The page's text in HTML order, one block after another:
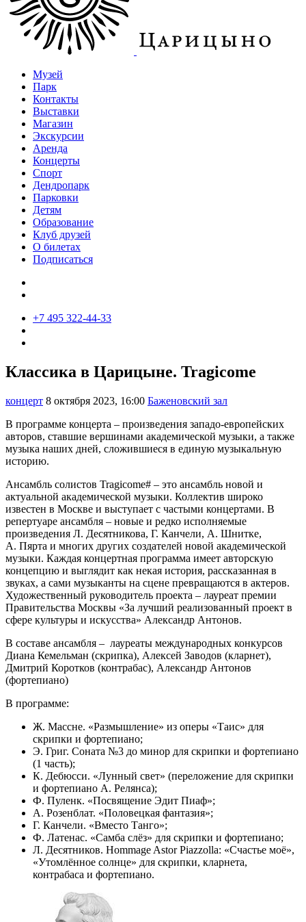
Музей
Парк
Контакты
Выставки
Магазин
Экскурсии
Аренда
Концерты
Спорт
Дендропарк
Парковки
Детям
Образование
Клуб друзей
О билетах
Подписаться
+7 495 322-44-33
Классика в Царицыне. Tragicome
концерт 8 октября 2023, 16:00 Баженовский зал
В программе концерта – произведения западо-европейских
авторов, ставшие вершинами академической музыки, а также
музыка наших дней, сложившиеся в единую музыкальную
историю.
Ансамбль солистов Tragicome# – это ансамбль новой и
актуальной академической музыки. Коллектив широко
известен в Москве и выступает с частыми концертами. В
репертуаре ансамбля – новые и редко исполняемые
произведения Л. Десятникова, Г. Канчели, А. Шнитке,
А. Пярта и многих других создателей новой академической
музыки. Каждая концертная программа имеет авторскую
концепцию и выглядит как некая история, рассказанная в
звуках, а сами музыканты на сцене превращаются в актеров.
Художественный руководитель проекта – лауреат премии
Правительства Москвы «За лучший реализованный проект в
сфере культуры и искусства» Александр Антонов.
В составе ансамбля – лауреаты международных конкурсов
Диана Кемельман (скрипка), Алексей Заводов (кларнет),
Дмитрий Коротков (контрабас), Александр Антонов
(фортепиано)
В программе:
Ж. Массне. «Размышление» из оперы «Таис» для
скрипки и фортепиано;
Э. Григ. Соната №3 до минор для скрипки и фортепиано
(1 часть);
К. Дебюсси. «Лунный свет» (переложение для скрипки
и фортепиано А. Релянса);
Ф. Пуленк. «Посвящение Эдит Пиаф»;
А. Розенблат. «Половецкая фантазия»;
Г. Канчели. «Вместо Танго»;
Ф. Латенас. «Самба слёз» для скрипки и фортепиано;
Л. Десятников. Hommage Astor Piazzolla: «Счастье моё»,
«Утомлённое солнце» для скрипки, кларнета,
контрабаса и фортепиано.